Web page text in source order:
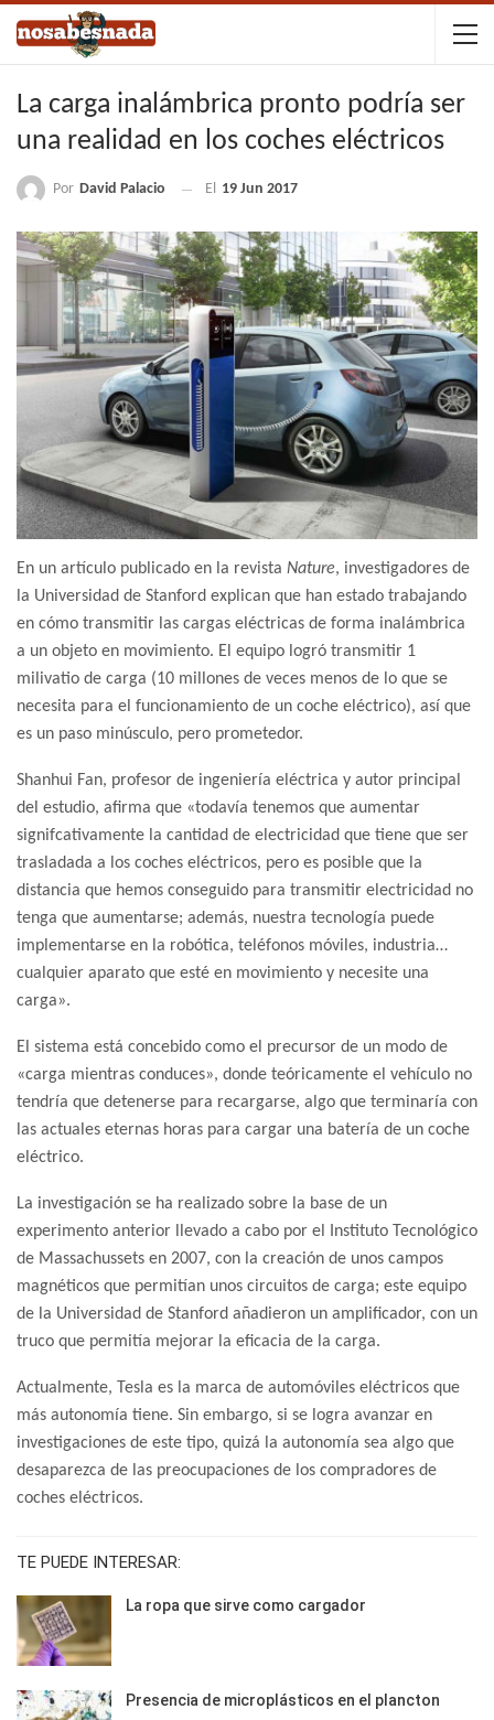
La carga inalámbrica pronto podría ser
una realidad en los coches eléctricos
Por David Palacio El 19 Jun 2017
En un artículo publicado en la revista Nature, investigadores de
la Universidad de Stanford explican que han estado trabajando
en cómo transmitir las cargas eléctricas de forma inalámbrica
a un objeto en movimiento. El equipo logró transmitir 1
milivatio de carga (10 millones de veces menos de lo que se
necesita para el funcionamiento de un coche eléctrico), así que
es un paso minúsculo, pero prometedor.
Shanhui Fan, profesor de ingeniería eléctrica y autor principal
del estudio, afirma que «todavía tenemos que aumentar
signifcativamente la cantidad de electricidad que tiene que ser
trasladada a los coches eléctricos, pero es posible que la
distancia que hemos conseguido para transmitir electricidad no
tenga que aumentarse; además, nuestra tecnología puede
implementarse en la robótica, teléfonos móviles, industria…
cualquier aparato que esté en movimiento y necesite una
carga».
El sistema está concebido como el precursor de un modo de
«carga mientras conduces», donde teóricamente el vehículo no
tendría que detenerse para recargarse, algo que terminaría con
las actuales eternas horas para cargar una batería de un coche
eléctrico.
La investigación se ha realizado sobre la base de un
experimento anterior llevado a cabo por el Instituto Tecnológico
de Massachussets en 2007, con la creación de unos campos
magnéticos que permitían unos circuitos de carga; este equipo
de la Universidad de Stanford añadieron un amplificador, con un
truco que permitía mejorar la eficacia de la carga.
Actualmente, Tesla es la marca de automóviles eléctricos que
más autonomía tiene. Sin embargo, si se logra avanzar en
investigaciones de este tipo, quizá la autonomía sea algo que
desaparezca de las preocupaciones de los compradores de
coches eléctricos.
TE PUEDE INTERESAR:
La ropa que sirve como cargador
Presencia de microplásticos en el plancton